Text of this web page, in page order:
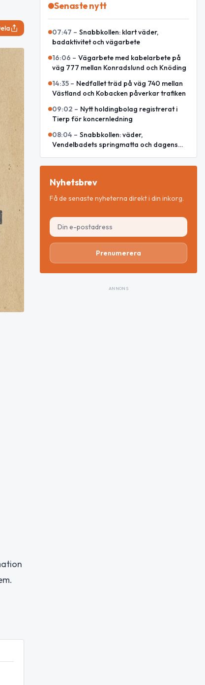
Senaste nytt
07:47 – Snabbkollen: klart väder,
badaktivitet och vägarbete
16:06 – Vägarbete med kabelarbete på
väg 777 mellan Konradslund och Knöding
14:35 – Nedfallet träd på väg 740 mellan
Västland och Kobacken påverkar trafiken
09:02 – Nytt holdingbolag registrerat i
Tierp för koncernledning
08:04 – Snabbkollen: väder,
Vendelbadets springmatta och dagens
Nyhetsbrev
Få de senaste nyheterna direkt i din inkorg.
Prenumerera
ANNONS